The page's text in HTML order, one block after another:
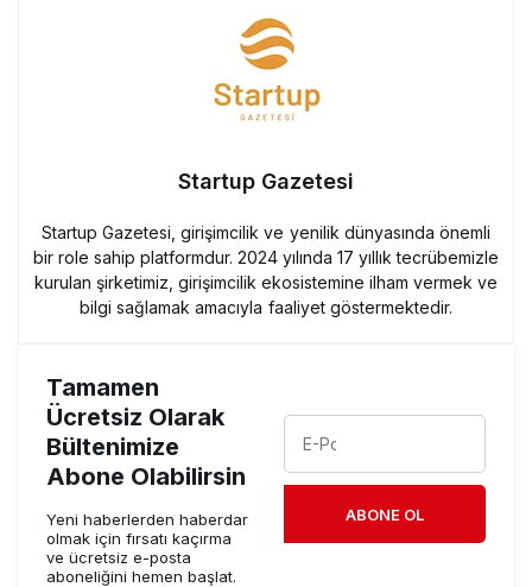
Startup Gazetesi
Startup Gazetesi, girişimcilik ve yenilik dünyasında önemli
bir role sahip platformdur. 2024 yılında 17 yıllık tecrübemizle
kurulan şirketimiz, girişimcilik ekosistemine ilham vermek ve
bilgi sağlamak amacıyla faaliyet göstermektedir.
Tamamen
Ücretsiz Olarak
Bültenimize
Abone Olabilirsin
Yeni haberlerden haberdar
olmak için fırsatı kaçırma
ve ücretsiz e-posta
aboneliğini hemen başlat.
ABONE OL